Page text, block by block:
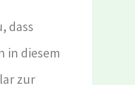
dass
in diesem
zur